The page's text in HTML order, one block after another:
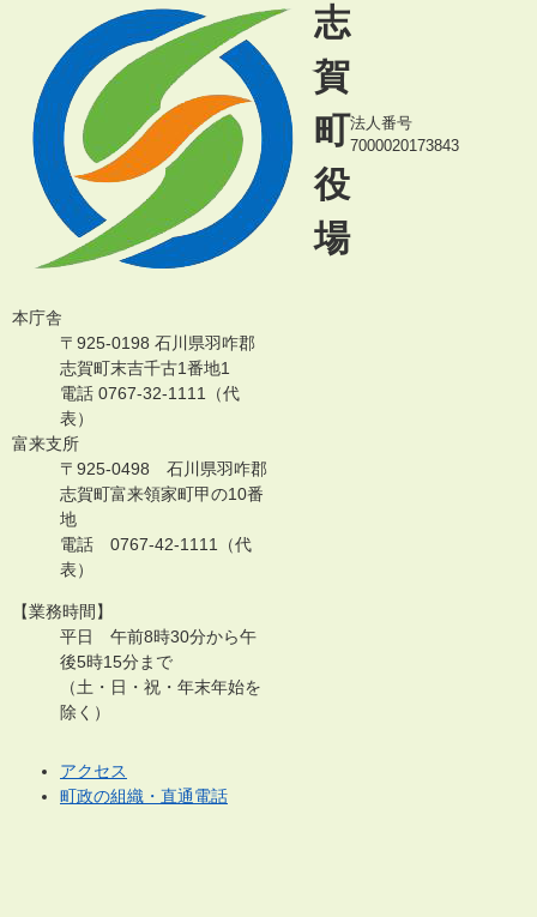
志
賀
町
役
場
法人番号
7000020173843
本庁舎
〒925-0198 石川県羽咋郡
志賀町末吉千古1番地1
電話 0767-32-1111（代
表）
富来支所
〒925-0498 石川県羽咋郡
志賀町富来領家町甲の10番
地
電話 0767-42-1111（代
表）
【業務時間】
平日 午前8時30分から午
後5時15分まで
（土・日・祝・年末年始を
除く）
アクセス
町政の組織・直通電話